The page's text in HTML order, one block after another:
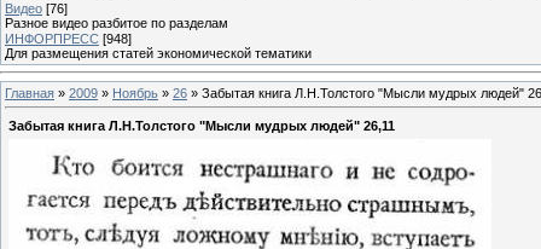
Видео [76]
Разное видео разбитое по разделам
ИНФОРПРЕСС [948]
Для размещения статей экономической тематики
Главная » 2009 » Ноябрь » 26 » Забытая книга Л.Н.Толстого "Мысли мудрых людей"
Забытая книга Л.Н.Толстого "Мысли мудрых людей" 26,11